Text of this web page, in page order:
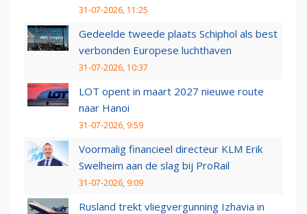
31-07-2026, 11:25
Gedeelde tweede plaats Schiphol als best
verbonden Europese luchthaven
31-07-2026, 10:37
LOT opent in maart 2027 nieuwe route
naar Hanoi
31-07-2026, 9:59
Voormalig financieel directeur KLM Erik
Swelheim aan de slag bij ProRail
31-07-2026, 9:09
Rusland trekt vliegvergunning Izhavia in